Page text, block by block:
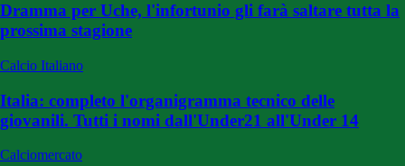
Dramma per Uche, l'infortunio gli farà saltare tutta la
prossima stagione
Calcio Italiano
Italia: completo l'organigramma tecnico delle
giovanili. Tutti i nomi dall'Under21 all'Under 14
Calciomercato